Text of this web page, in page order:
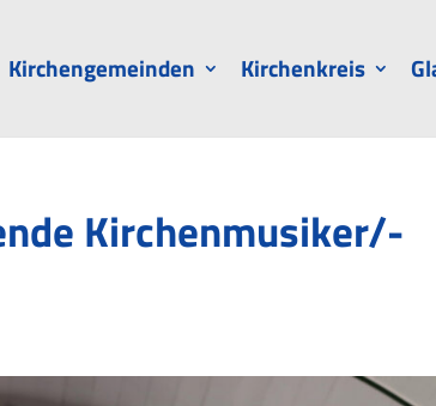
Kirchengemeinden Kirchenkreis
Kirchenmusiker/-